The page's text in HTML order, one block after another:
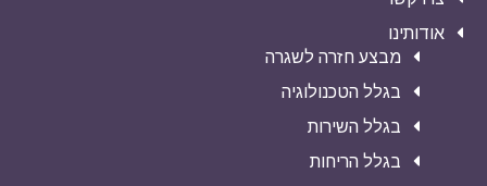
אודותינו
מבצע חזרה לשגרה
בגלל הטכנולוגיה
בגלל השירות
בגלל הריחות